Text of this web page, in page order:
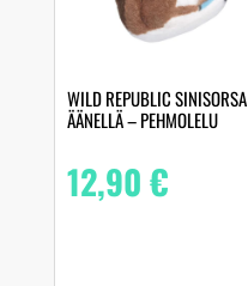
WILD REPUBLIC SINISORSA
ÄÄNELLÄ – PEHMOLELU
12,90€